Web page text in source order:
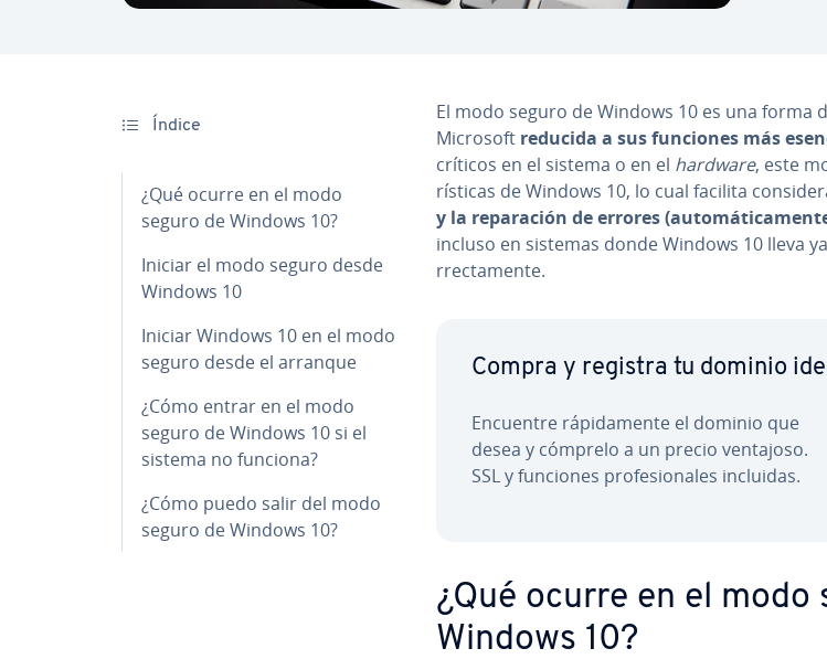
Índice
¿Qué ocurre en el modo
seguro de Windows 10?
Iniciar el modo seguro desde
Windows 10
Iniciar Windows 10 en el modo
seguro desde el arranque
¿Cómo entrar en el modo
seguro de Windows 10 si el
sistema no funciona?
¿Cómo puedo salir del modo
seguro de Windows 10?
El modo seguro de Windows 10 es una forma
Microsoft reducida a sus funciones más
críticos en el sistema o en el hardware, este
rí­s­ti­cas de Windows 10, lo cual facilita
y la re­pa­ra­ción de errores
incluso en sistemas donde Windows 10 lleva
rre­c­ta­me­n­te.
Compra y registra tu dominio
Encuentre rá­pi­da­me­n­te el dominio que
desea y cómprelo a un precio ventajoso.
SSL y funciones pro­fe­sio­na­les incluidas.
¿Qué ocurre en el modo
Windows 10?